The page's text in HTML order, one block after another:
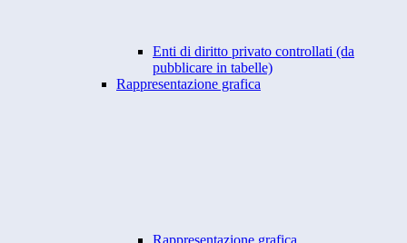
Enti di diritto privato controllati (da
pubblicare in tabelle)
Rappresentazione grafica